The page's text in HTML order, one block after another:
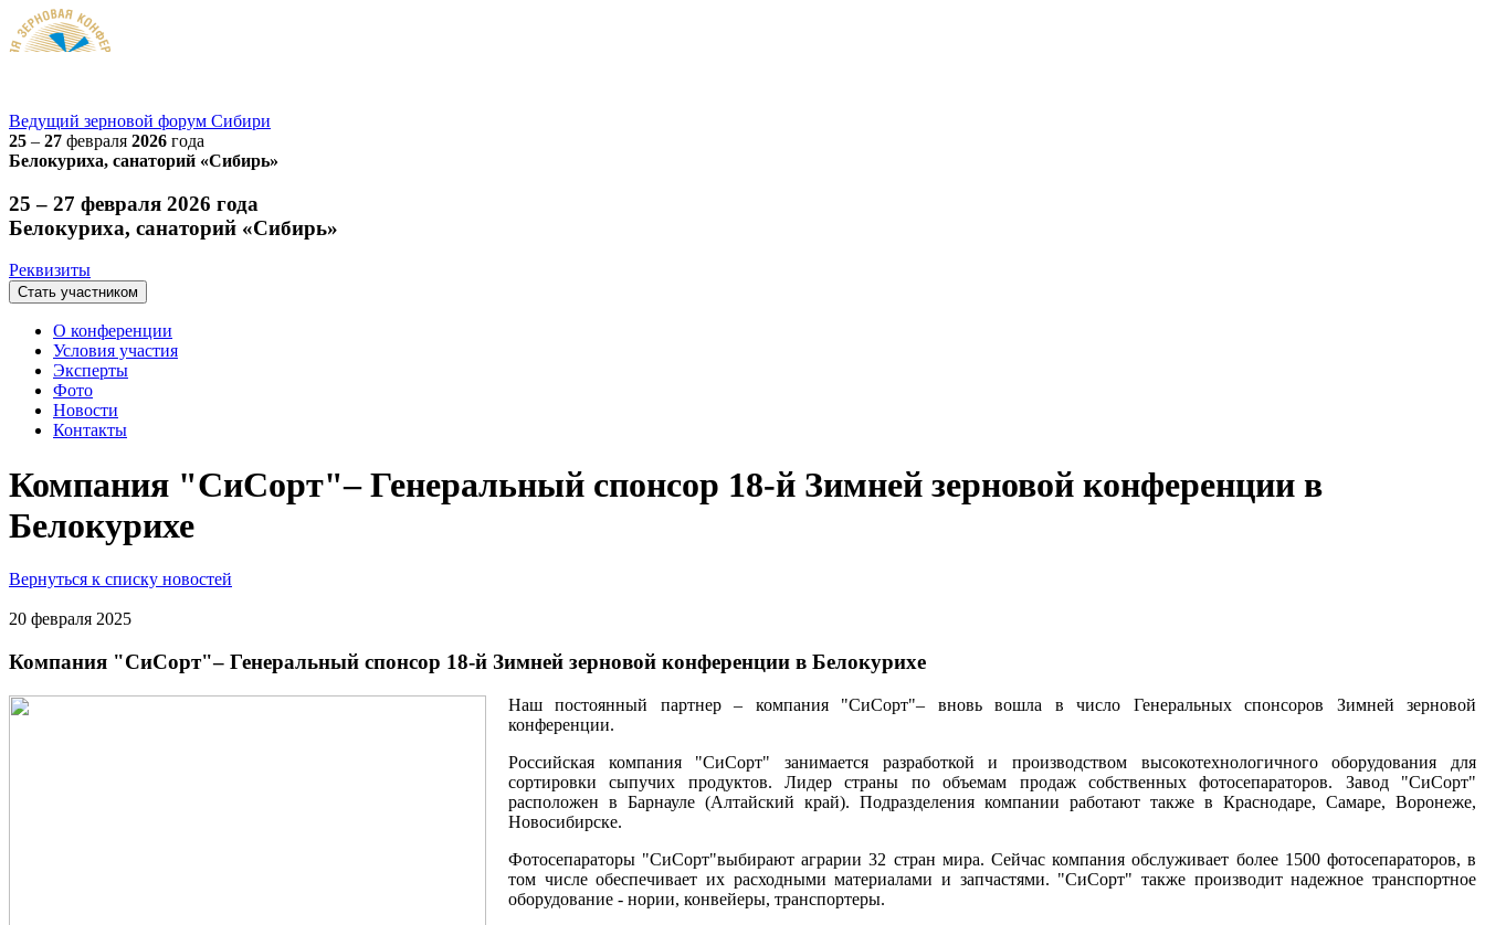
Ведущий зерновой форум Сибири
25 – 27 февраля 2026 года
Белокуриха, санаторий «Сибирь»
25 – 27 февраля 2026 года
Белокуриха, санаторий «Сибирь»
Реквизиты
Стать участником
О конференции
Условия участия
Эксперты
Фото
Новости
Контакты
Компания "СиСорт"– Генеральный спонсор 18-й Зимней зерновой конференции в
Белокурихе
Вернуться к списку новостей
20 февраля 2025
Компания "СиСорт"– Генеральный спонсор 18-й Зимней зерновой конференции в Белокурихе
Наш постоянный партнер – компания "СиСорт"– вновь вошла в число Генеральных спонсоров Зимней зерновой
конференции.
Российская компания "СиСорт" занимается разработкой и производством высокотехнологичного оборудования для
сортировки сыпучих продуктов. Лидер страны по объемам продаж собственных фотосепараторов. Завод "СиСорт"
расположен в Барнауле (Алтайский край). Подразделения компании работают также в Краснодаре, Самаре, Воронеже,
Новосибирске.
Фотосепараторы "СиСорт"выбирают аграрии 32 стран мира. Сейчас компания обслуживает более 1500 фотосепараторов, в
том числе обеспечивает их расходными материалами и запчастями. "СиСорт" также производит надежное транспортное
оборудование - нории, конвейеры, транспортеры.